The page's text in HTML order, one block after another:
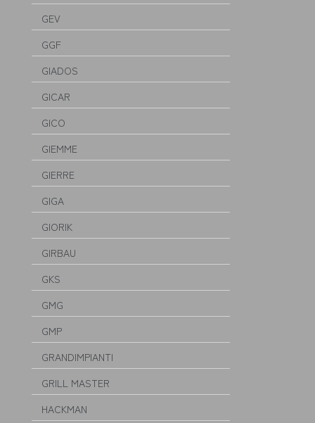
GEV
GGF
GIADOS
GICAR
GICO
GIEMME
GIERRE
GIGA
GIORIK
GIRBAU
GKS
GMG
GMP
GRANDIMPIANTI
GRILL MASTER
HACKMAN